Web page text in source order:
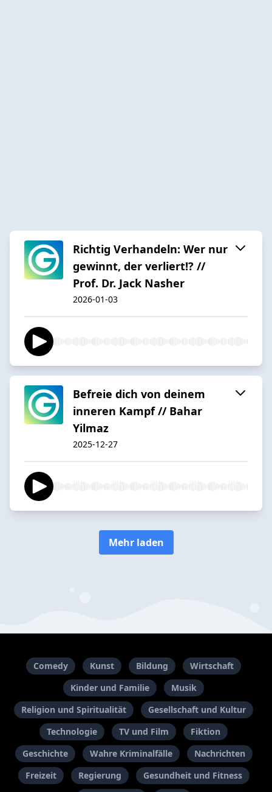
Richtig Verhandeln: Wer nur
gewinnt, der verliert!? //
Prof. Dr. Jack Nasher
2026-01-03
Befreie dich von deinem
inneren Kampf // Bahar
Yilmaz
2025-12-27
Mehr laden
Comedy Kunst Bildung
Wirtschaft
Kinder und Familie
Musik
Religion und Spiritualität
Gesellschaft und Kultur
Technologie
TV und Film
Fiktion
Geschichte
Wahre Kriminalfälle
Nachrichten
Freizeit
Regierung
Gesundheit und Fitness